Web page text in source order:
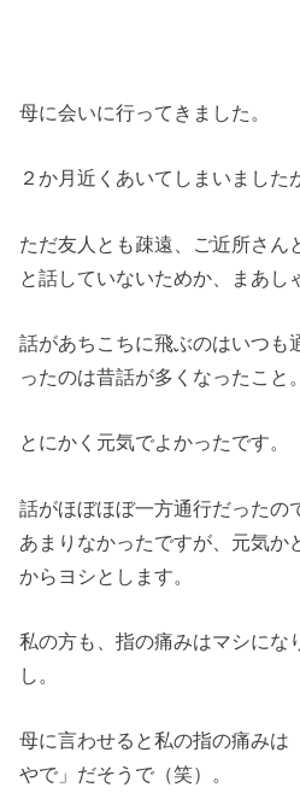
母に会いに行ってきました。
２か月近くあいてしまいました
ただ友人とも疎遠、ご近所さん
と話していないためか、まあし
話があちこちに飛ぶのはいつも
ったのは昔話が多くなったこと。
とにかく元気でよかったです。
話がほぼほぼ一方通行だったの
あまりなかったですが、元気か
からヨシとします。
私の方も、指の痛みはマシにな
し。
母に言わせると私の指の痛みは
やで」だそうで（笑）。